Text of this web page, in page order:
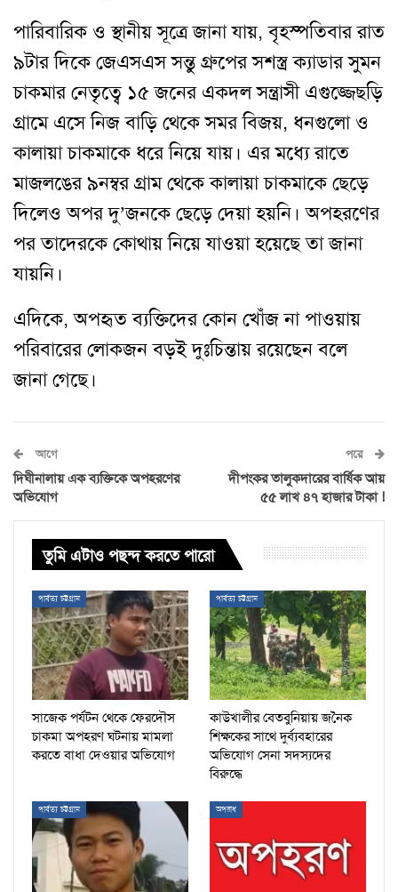
পারিবারিক ও স্থানীয় সূত্রে জানা যায়, বৃহস্পতিবার রাত
৯টার দিকে জেএসএস সন্তু গ্রুপের সশস্ত্র ক্যাডার সুমন
চাকমার নেতৃত্বে ১৫ জনের একদল সন্ত্রাসী এগুজ্জেছড়ি
গ্রামে এসে নিজ বাড়ি থেকে সমর বিজয়, ধনগুলো ও
কালায়া চাকমাকে ধরে নিয়ে যায়। এর মধ্যে রাতে
মাজলঙের ৯নম্বর গ্রাম থেকে কালায়া চাকমাকে ছেড়ে
দিলেও অপর দু’জনকে ছেড়ে দেয়া হয়নি। অপহরণের
পর তাদেরকে কোথায় নিয়ে যাওয়া হয়েছে তা জানা
যায়নি।
এদিকে, অপহৃত ব্যক্তিদের কোন খোঁজ না পাওয়ায়
পরিবারের লোকজন বড়ই দুঃচিন্তায় রয়েছেন বলে
জানা গেছে।
আগে
দিঘীনালায় এক ব্যক্তিকে অপহরণের
অভিযোগ
পরে
দীপংকর তালুকদারের বার্ষিক আয়
৫৫ লাখ ৪৭ হাজার টাকা !
তুমি এটাও পছন্দ করতে পারো
পার্বত্য চট্টগ্রাম
সাজেক পর্যটন থেকে ফেরদৌস
চাকমা অপহরণ ঘটনায় মামলা
করতে বাধা দেওয়ার অভিযোগ
পার্বত্য চট্টগ্রাম
কাউখালীর বেতবুনিয়ায় জনৈক
শিক্ষকের সাথে দুর্ব্যবহারের
অভিযোগ সেনা সদস্যদের
বিরুদ্ধে
পার্বত্য চট্টগ্রাম অপরাধ